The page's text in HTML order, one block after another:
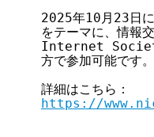
2025年10月23日
をテーマに、情報
Internet Society
方で参加可能です
詳細はこちら：
https://